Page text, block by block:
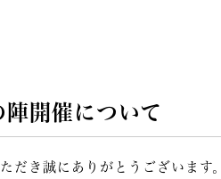
開催について
だき誠にありがとうございます。